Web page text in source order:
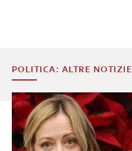
POLITICA: ALTRE NOTIZIE